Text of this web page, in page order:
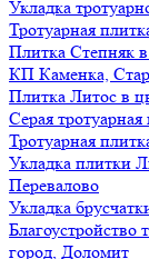
Укладка
Тротуарная
Плитка Степняк
КП Каменка,
Плитка Литос в
Серая
Тротуарная
Укладка плитки
Перевалово
Укладка
город, Доломит